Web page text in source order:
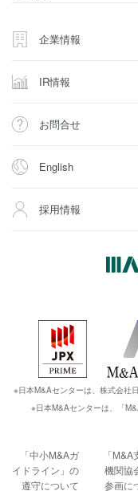
企業情報
IR情報
お問合せ
English
採用情報
※日本M&Aセンターは、株式会社
※日本M&Aセンターは、「
「中小M&Aガ
イドライン」の
遵守について
「M&A
機関協
参画に